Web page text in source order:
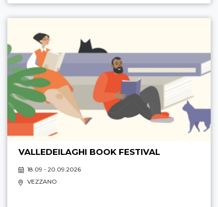
VALLEDEILAGHI BOOK FESTIVAL
18.09 - 20.09.2026
VEZZANO